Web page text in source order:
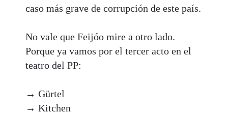
caso más grave de corrupción de este país.
No vale que Feijóo mire a otro lado.
Porque ya vamos por el tercer acto en el
teatro del PP:
→ Gürtel
→ Kitchen